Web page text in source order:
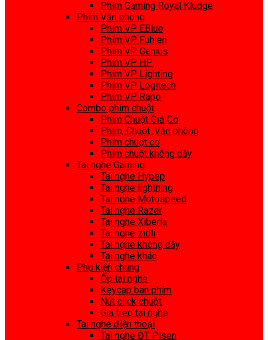
Phím Gaming Royal Kludge
Phím Văn phòng
Phím VP EBlue
Phím VP Fuhlen
Phím VP Genius
Phím VP HP
Phím VP Lighting
Phím VP Logitech
Phím VP Rapo
Combo phím chuột
Phím Chuột Giả Cơ
Phím, Chuột ,Văn phòng
Phím chuột cơ
Phím chuột không dây
Tai nghe Gaming
Tai nghe Hypep
Tai nghe lightning
Tai nghe Motospeed
Tai nghe Razer
Tai nghe Xiberia
Tai nghe zidli
Tai nghe không dây
Tai nghe khác
Phụ kiện chung
Ốp tai nghe
Keycap bàn phím
Nút click chuột
Giá treo tai nghe
Tai nghe điện thoại
Tai nghe ĐT Pisen